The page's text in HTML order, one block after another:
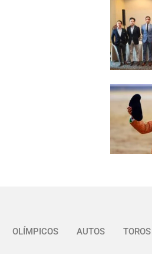
OLÍMPICOS AUTOS TOROS